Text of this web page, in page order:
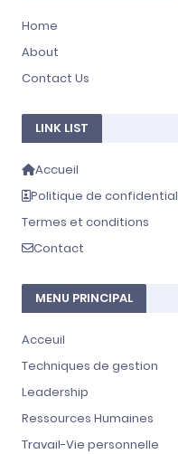
l
i
q
04,
’
e
e
c
a
b
Home
About
Contact Us
LINK LIST
Accueil
Politique de
Termes et conditions
Contact
MENU PRINCIPAL
Acceuil
Techniques de gestion
Leadership
Ressources Humaines
Travail-Vie personnelle